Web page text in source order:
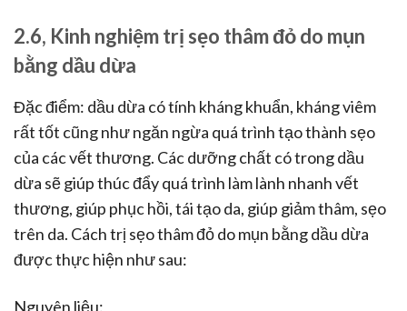
2.6, Kinh nghiệm trị sẹo thâm đỏ do mụn
bằng dầu dừa
Đặc điểm: dầu dừa có tính kháng khuẩn, kháng viêm
rất tốt cũng như ngăn ngừa quá trình tạo thành sẹo
của các vết thương. Các dưỡng chất có trong dầu
dừa sẽ giúp thúc đẩy quá trình làm lành nhanh vết
thương, giúp phục hồi, tái tạo da, giúp giảm thâm, sẹo
trên da. Cách trị sẹo thâm đỏ do mụn bằng dầu dừa
được thực hiện như sau:
Nguyên liệu: